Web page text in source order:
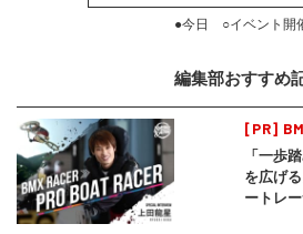
●今日 ○イベント開
編集部おすすめ
[PR]
「一歩
を広げ
ートレ